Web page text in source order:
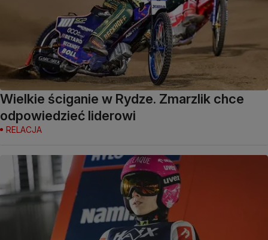
Wielkie ściganie w Rydze. Zmarzlik chce
odpowiedzieć liderowi
RELACJA